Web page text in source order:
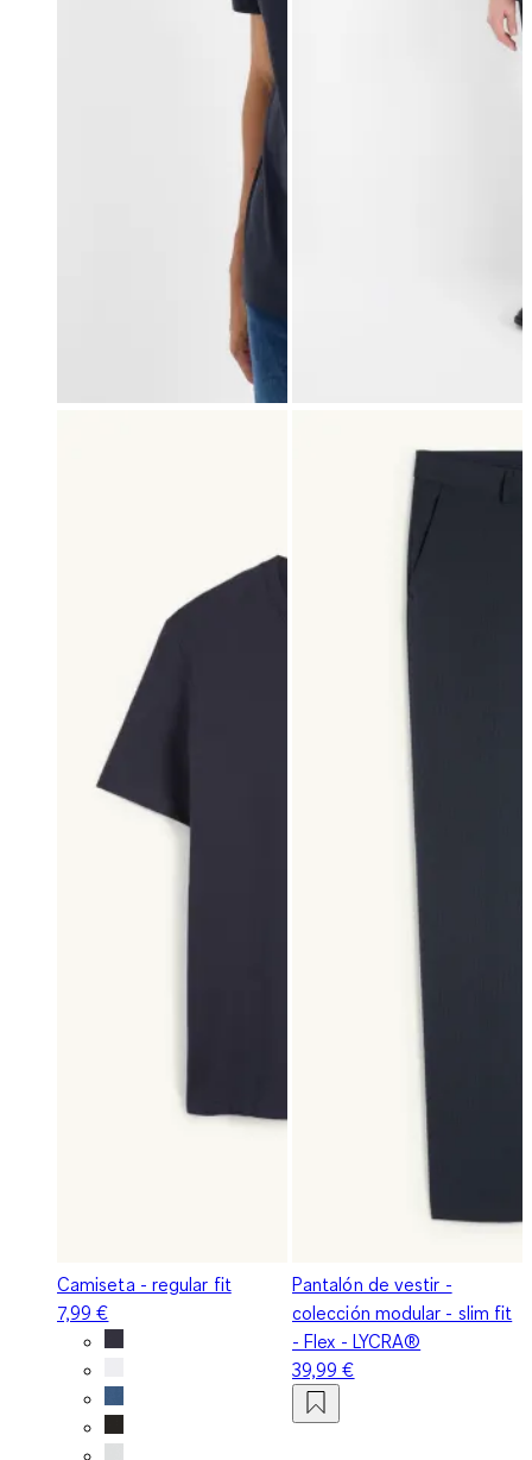
Camiseta - regular fit
7,99 €
Pantalón de vestir -
colección modular - slim fit
- Flex - LYCRA®
39,99 €